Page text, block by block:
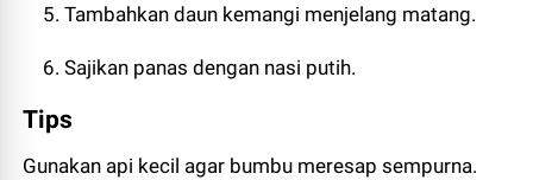
Tambahkan daun kemangi menjelang matang.
Sajikan panas dengan nasi putih.
Tips
Gunakan api kecil agar bumbu meresap sempurna.